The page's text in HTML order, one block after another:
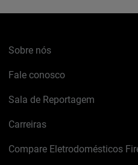
Sobre nós
Fale conosco
Sala de Reportagem
Carreiras
Compare Eletrodomésticos